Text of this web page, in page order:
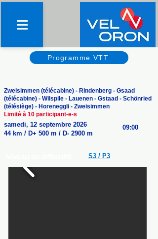
Programme VTT
Zweisimmen (télécabine) - Rindenberg - Gsaad
(télécabine) - Wilspile - Lauenen - Gstaad - Schönried
(télésiège) - Horeneggli - Zweisimmen
Limité à 10 participant-e-s
samedi, 12 septembre 2026
09:00
44 km / D+ 500 m / D- 2900 m
S3 / P3